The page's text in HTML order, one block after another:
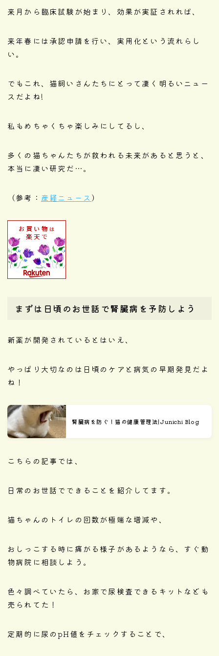
来月から臨床試験が始まり、効果が実証されれば、
来年春には承認申請を行い、実用化という流れらし
い。
でもこれ、猫飼いさんたちにとって凄く明るいニュー
スだよね!
私もめちゃくちゃ楽しみにしてるし、
多くの猫ちゃんたちが救われる未来があると思うと、
本当に凄い研究だ…。
（参考： 産経ニュース ）
まずは日頃のお世話で腎臓病を予防しよう
新薬が開発されているとはいえ、
やっぱり大切なのは日頃のケアと病気の早期発見だよ
ね！
腎臓病を防ぐ！猫の健康管理法|Junichi Blog
こちらの記事では、
日常のお世話でできることを紹介してます。
猫ちゃんのトイレの回数が極端な増減や、
おしっこする時に痛がる様子があるようなら、すぐ動
物病院に相談しよう。
色々調べていたら、お家で尿検査できるキットなども
売られてた！
定期的に尿のpH値をチェックすることで、